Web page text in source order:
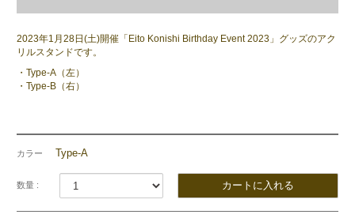
2023年1月28日(土)開催「Eito Konishi Birthday Event 2023」グッズのアク
リルスタンドです。
・Type-A（左）
・Type-B（右）
カラー Type-A
数量 :